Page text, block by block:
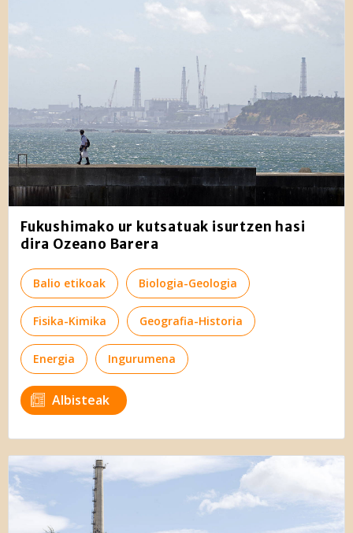
Fukushimako ur kutsatuak isurtzen hasi
dira Ozeano Barera
Balio etikoak Biologia-Geologia
Fisika-Kimika Geografia-Historia
Energia Ingurumena
Albisteak